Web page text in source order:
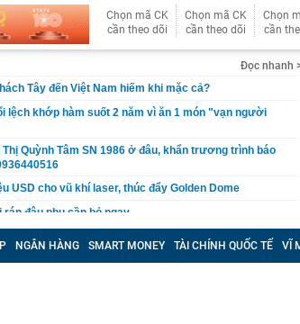
Chọn mã CK
cần theo dõi
Chọn mã CK
cần theo dõi
Chọn
cần
Đọc nhanh
Tây đến Việt Nam hiếm khi mặc cả?
lệch khớp hàm suốt 2 năm vì ăn 1 món "vạn người
Quỳnh Tâm SN 1986 ở đâu, khẩn trương trình báo
USD cho vũ khí laser, thúc đẩy Golden Dome
rán đậu phụ cần bỏ ngay
ngộ tại sự kiện đặc biệt, khám phá xu hướng biến nhà
lành”
mắc 96 lỗi phạt nguội ở Phú Thọ, riêng tháng 7 vi
lần
NGÂN HÀNG SMART MONEY TÀI CHÍNH QUỐC TẾ VĨ